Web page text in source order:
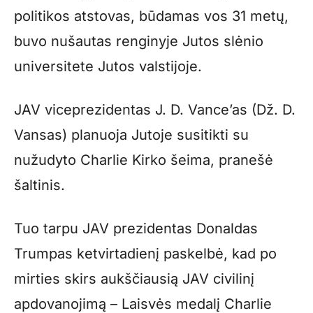
politikos atstovas, būdamas vos 31 metų,
buvo nušautas renginyje Jutos slėnio
universitete Jutos valstijoje.
JAV viceprezidentas J. D. Vance’as (Dž. D.
Vansas) planuoja Jutoje susitikti su
nužudyto Charlie Kirko šeima, pranešė
šaltinis.
Tuo tarpu JAV prezidentas Donaldas
Trumpas ketvirtadienį paskelbė, kad po
mirties skirs aukščiausią JAV civilinį
apdovanojimą – Laisvės medalį Charlie